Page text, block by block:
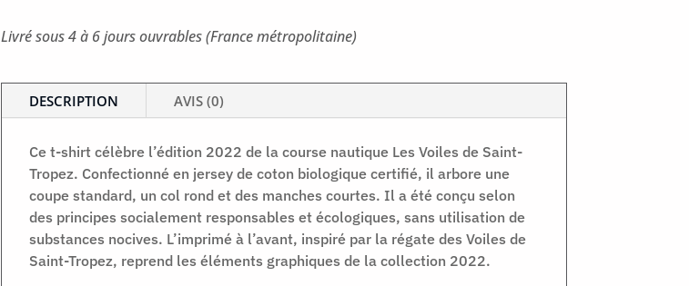
Livré sous 4 à 6 jours ouvrables (France métropolitaine)
DESCRIPTION AVIS (0)
Ce t-shirt célèbre l’édition 2022 de la course nautique Les Voiles de Saint-
Tropez. Confectionné en jersey de coton biologique certifié, il arbore une
coupe standard, un col rond et des manches courtes. Il a été conçu selon
des principes socialement responsables et écologiques, sans utilisation de
substances nocives. L’imprimé à l’avant, inspiré par la régate des Voiles de
Saint-Tropez, reprend les éléments graphiques de la collection 2022.